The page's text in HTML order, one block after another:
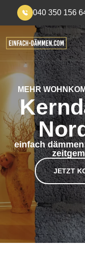
040 350 156
MEHR
einfach
JETZT